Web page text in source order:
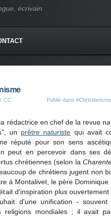
écrivain
CC Publié dans #Christianisme
rédactrice en chef de la revue
un prêtre naturiste qui avait
réputé pour son sens
peut en percevoir dans ses
chrétiennes (selon la
de chrétiens jugent non
à Montalivet, le père
d'inspiration plus
d'une unification -
religions mondiales ; il avait